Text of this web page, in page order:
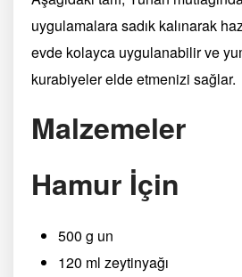
uygulamalara sadık kalınarak
evde kolayca uygulanabilir ve
kurabiyeler elde etmenizi sağlar.
Malzemeler
Hamur İçin
500 g un
120 ml zeytinyağı